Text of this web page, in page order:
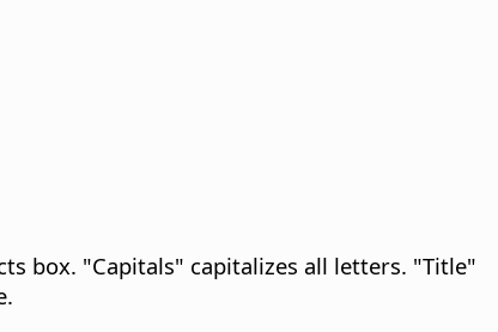
box. "Capitals" capitalizes all letters. "Title"